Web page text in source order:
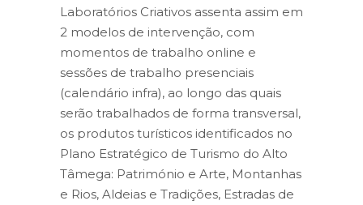
Laboratórios Criativos assenta assim em
2 modelos de intervenção, com
momentos de trabalho online e
sessões de trabalho presenciais
(calendário infra), ao longo das quais
serão trabalhados de forma transversal,
os produtos turísticos identificados no
Plano Estratégico de Turismo do Alto
Tâmega: Património e Arte, Montanhas
e Rios, Aldeias e Tradições, Estradas de